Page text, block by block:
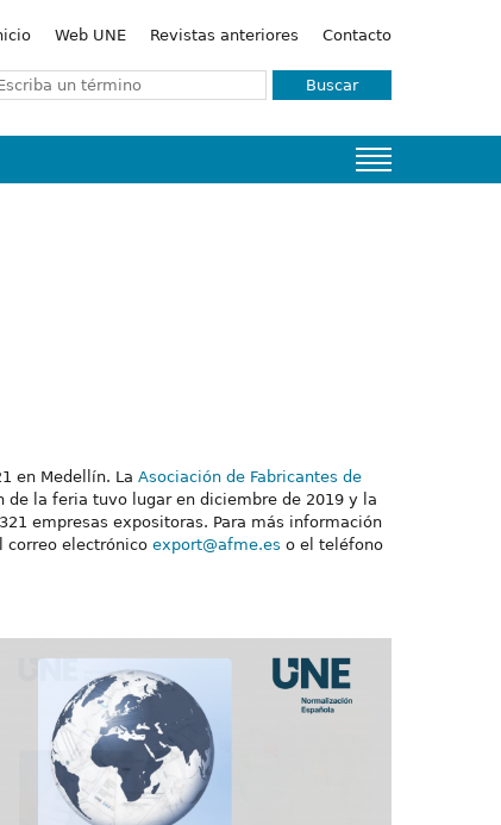
Web UNE Revistas anteriores Contacto
Buscar
en Medellín. La Asociación de Fabricantes de
de la feria tuvo lugar en diciembre de 2019 y la
empresas expositoras. Para más información
correo electrónico export@afme.es o el teléfono